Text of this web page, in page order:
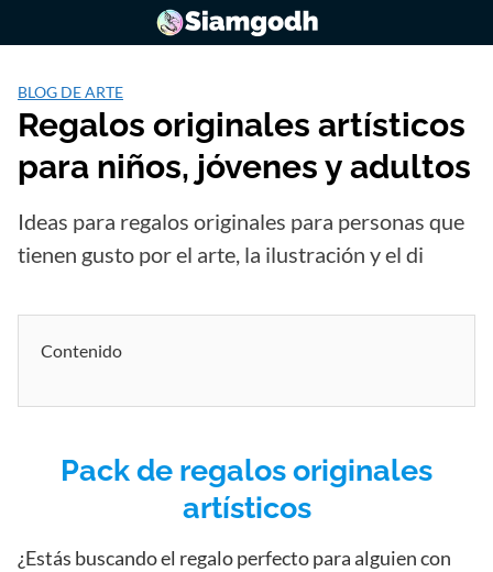
BLOG DE ARTE
Regalos originales artísticos
para niños, jóvenes y adultos
Ideas para regalos originales para personas que
tienen gusto por el arte, la ilustración y el di
Contenido
Pack de regalos originales
artísticos
¿Estás buscando el regalo perfecto para alguien con